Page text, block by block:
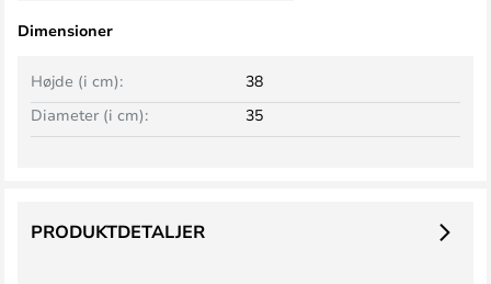
Dimensioner
Højde (i cm):
38
Diameter (i cm):
35
PRODUKTDETALJER